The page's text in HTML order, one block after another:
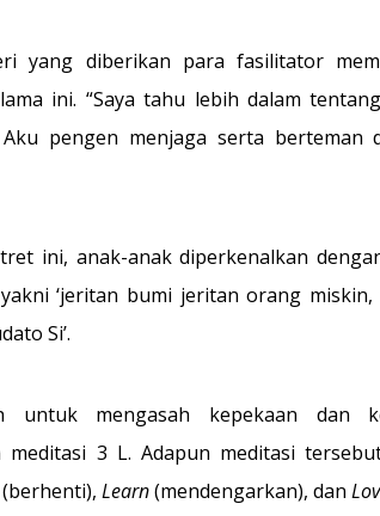
yang diberikan para fasilitator
ini. “Saya tahu lebih dalam
pengen menjaga serta berteman
ini, anak-anak diperkenalkan
‘jeritan bumi jeritan orang miskin,
Si’.
mengasah kepekaan dan
meditasi 3 L. Adapun meditasi
Learn(mendengarkan), dan